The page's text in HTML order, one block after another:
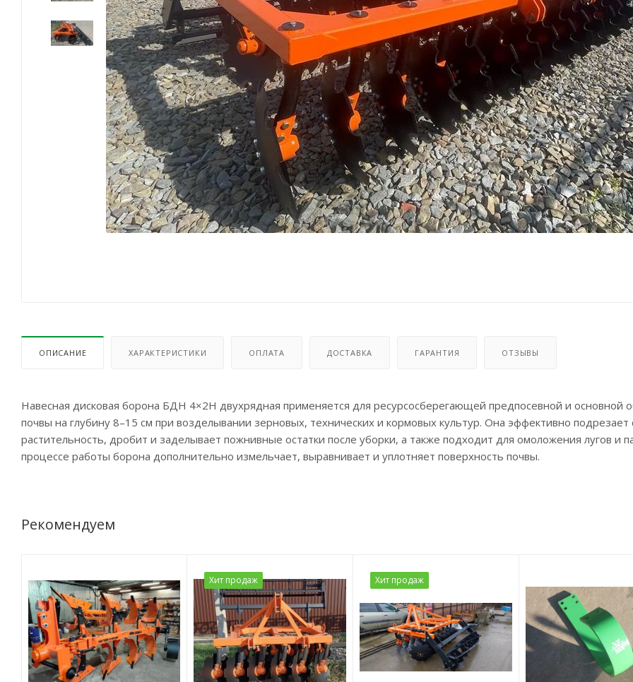
ОПИСАНИЕ ХАРАКТЕРИСТИКИ ОПЛАТА ДОСТАВКА ГАРАНТИЯ ОТЗЫВЫ
Навесная дисковая борона БДН 4×2Н двухрядная применяется для ресурсосберегающей предпосевной и основной
почвы на глубину 8–15 см при возделывании зерновых, технических и кормовых культур. Она эффективно подрезает
растительность, дробит и заделывает пожнивные остатки после уборки, а также подходит для омоложения лугов и
процессе работы борона дополнительно измельчает, выравнивает и уплотняет поверхность почвы.
Рекомендуем
Хит продаж Хит продаж